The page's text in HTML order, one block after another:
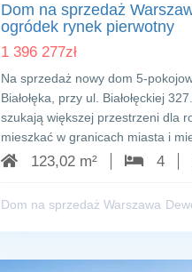
Dom na sprzedaż
ogródek rynek pierwotny
1 396 277zł
Na sprzedaż nowy dom 5-
Białołęka, przy ul. Białołęckiej
szukają większej przestrzeni dla
mieszkać w granicach miasta i
123,02 m² 4
Dom na sprzedaż Warszawa